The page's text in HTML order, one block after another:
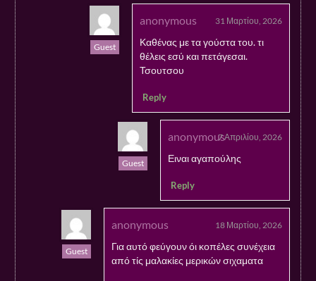
Guest
anonymous 31 Μαρτίου, 2026
Καθένας με τα γούστα του. τι
θέλεις εσύ και πετάγεσαι.
Τσουτσου
Reply
Guest
anonymous7 Απριλίου, 2026
Ειναι αγαπούλης
Reply
Guest
anonymous 18 Μαρτίου, 2026
Για αυτό φεύγουν όι κοπέλες συνέχεια
από τίς μαλακίες μερικών σιχαματα